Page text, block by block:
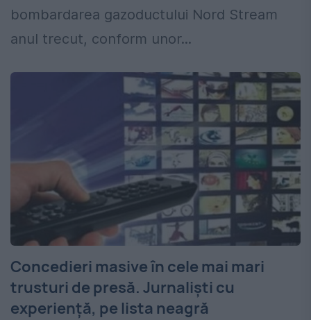
bombardarea gazoductului Nord Stream
anul trecut, conform unor...
Concedieri masive în cele mai mari
trusturi de presă. Jurnaliști cu
experiență, pe lista neagră